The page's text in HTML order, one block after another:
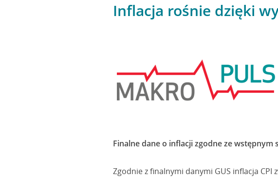
Inflacja rośnie dzięki
Finalne dane o inflacji zgodne ze wstępnym
Zgodnie z finalnymi danymi GUS inflacja CPI